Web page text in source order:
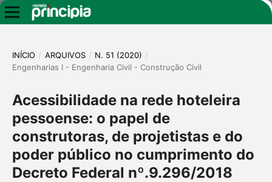
INÍCIO / ARQUIVOS / N. 51 (2020) /
Engenharias I - Engenharia Civil - Construção Civil
Acessibilidade na rede hoteleira
pessoense: o papel de
construtoras, de projetistas e do
poder público no cumprimento do
Decreto Federal nº.9.296/2018